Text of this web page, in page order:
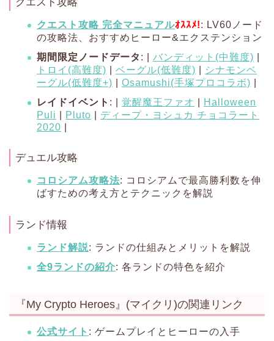
クエスト攻略 完全マニュアルｵｽｽﾒ!: LV60ノード
の攻略法、おすすめヒーロー&エクステンション
期間限定ノードデータ : | バンディット(中難度)
トロイ(高難度)
ベーグル(低難度)
シナモンベ
ーグル(低難度+)
Osamushi(手塚プロコラボ)
レイドイベント : | 覚醒魔王ファオ
Halloween
Puli
Pluto
ディープ・ヨシュカ チョコラート
2020
デュエル攻略
コロシアム攻略法: コロシアムで最高勝利数を伸
ばすための考え方とテクニックを解説
ランド情報
ランド解説: ランドの仕組みとメリットを解説
全9ランドの紹介: 各ランドの特色を紹介
『My Crypto Heroes』(マイクリ)の関連リンク
公式サイト : ゲームプレイとヒーローの入手